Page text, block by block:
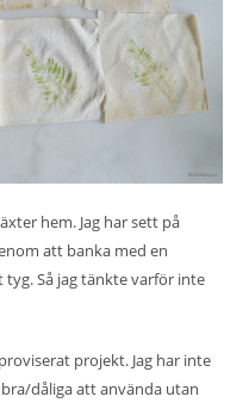
hem. Jag har sett på
att banka med en
Så jag tänkte varför inte
projekt. Jag har inte
dåliga att använda utan